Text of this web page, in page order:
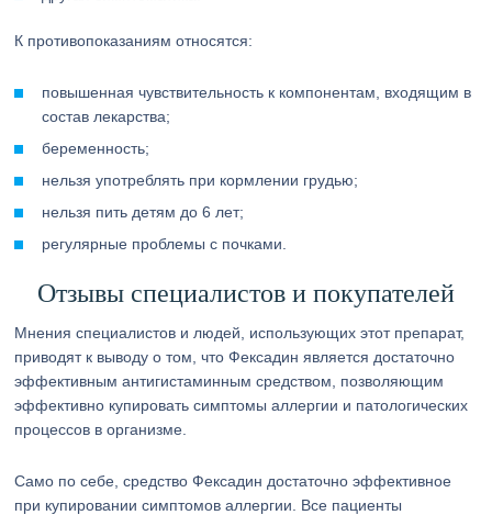
К противопоказаниям относятся:
повышенная чувствительность к компонентам, входящим в
состав лекарства;
беременность;
нельзя употреблять при кормлении грудью;
нельзя пить детям до 6 лет;
регулярные проблемы с почками.
Отзывы специалистов и покупателей
Мнения специалистов и людей, использующих этот препарат,
приводят к выводу о том, что Фексадин является достаточно
эффективным антигистаминным средством, позволяющим
эффективно купировать симптомы аллергии и патологических
процессов в организме.
Само по себе, средство Фексадин достаточно эффективное
при купировании симптомов аллергии. Все пациенты